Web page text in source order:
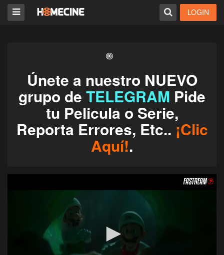
LOGIN
Únete a nuestro NUEVO
grupo de TELEGRAM Pide
tu Pelicula o Serie,
Reporta Errores, Etc.. ¡Clic
Aquí!.